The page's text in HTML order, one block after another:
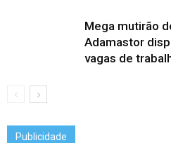
Mega mutirão
Adamastor
vagas de
Publicidade